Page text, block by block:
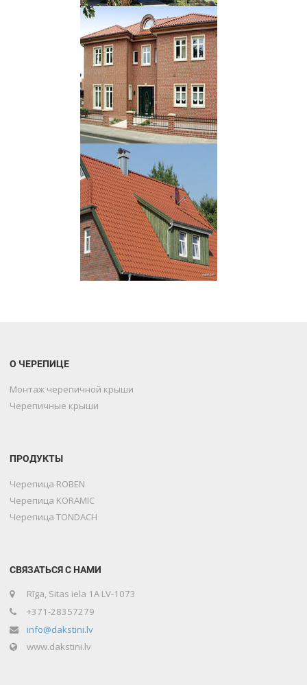
О ЧЕРЕПИЦЕ
Монтаж черепичной крыши
Черепичные крыши
ПРОДУКТЫ
Черепица ROBEN
Черепица KORAMIC
Черепица TONDACH
СВЯЗАТЬСЯ С НАМИ
Rīga, Sitas iela 1A LV-1073
+371-28357279
info@dakstini.lv
www.dakstini.lv